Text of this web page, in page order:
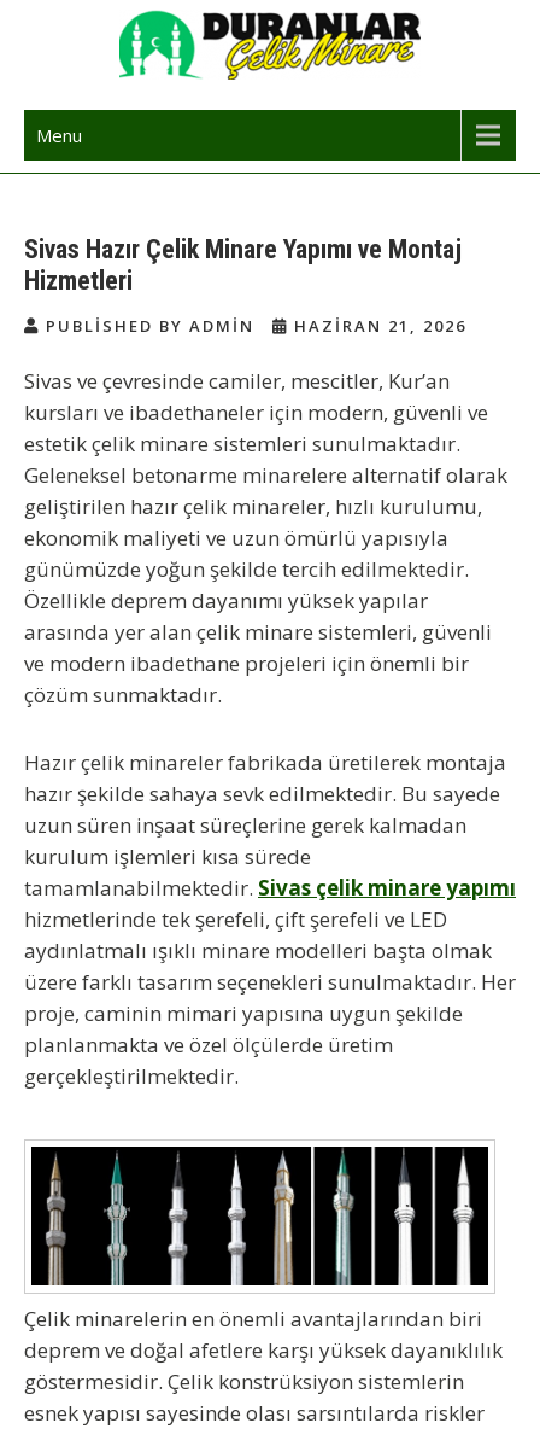
Çelik Minare | Çelik Minare Yapımı
Menu
Sivas Hazır Çelik Minare Yapımı ve Montaj
Hizmetleri
PUBLISHED BY ADMIN HAZIRAN 21, 2026
Sivas ve çevresinde camiler, mescitler, Kur’an
kursları ve ibadethaneler için modern, güvenli ve
estetik çelik minare sistemleri sunulmaktadır.
Geleneksel betonarme minarelere alternatif olarak
geliştirilen hazır çelik minareler, hızlı kurulumu,
ekonomik maliyeti ve uzun ömürlü yapısıyla
günümüzde yoğun şekilde tercih edilmektedir.
Özellikle deprem dayanımı yüksek yapılar
arasında yer alan çelik minare sistemleri, güvenli
ve modern ibadethane projeleri için önemli bir
çözüm sunmaktadır.
Hazır çelik minareler fabrikada üretilerek montaja
hazır şekilde sahaya sevk edilmektedir. Bu sayede
uzun süren inşaat süreçlerine gerek kalmadan
kurulum işlemleri kısa sürede
tamamlanabilmektedir. Sivas çelik minare yapımı
hizmetlerinde tek şerefeli, çift şerefeli ve LED
aydınlatmalı ışıklı minare modelleri başta olmak
üzere farklı tasarım seçenekleri sunulmaktadır. Her
proje, caminin mimari yapısına uygun şekilde
planlanmakta ve özel ölçülerde üretim
gerçekleştirilmektedir.
Çelik minarelerin en önemli avantajlarından biri
deprem ve doğal afetlere karşı yüksek dayanıklılık
göstermesidir. Çelik konstrüksiyon sistemlerin
esnek yapısı sayesinde olası sarsıntılarda riskler